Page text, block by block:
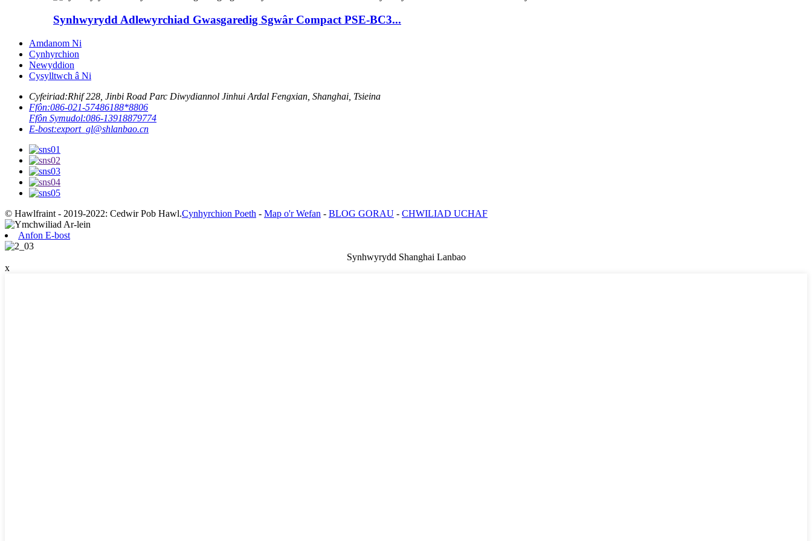
Synhwyrydd Adlewyrchiad Gwasgaredig Sgwâr Compact PSE-BC3...
Amdanom Ni
Cynhyrchion
Newyddion
Cysylltwch â Ni
Cyfeiriad:Rhif 228, Jinbi Road Parc Diwydiannol Jinhui Ardal Fengxian, Shanghai, Tsieina
Ffôn:086-021-57486188*8806
Ffôn Symudol:086-13918879774
E-bost:export_gl@shlanbao.cn
© Hawlfraint - 2019-2022: Cedwir Pob Hawl.Cynhyrchion Poeth - Map o'r Wefan - BLOG GORAU - CHWILIAD UCHAF
Anfon E-bost
Synhwyrydd Shanghai Lanbao
x